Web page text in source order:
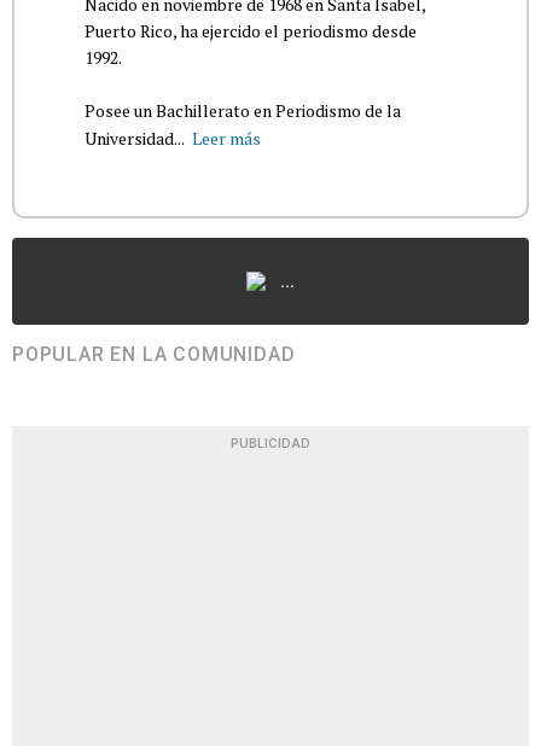
Puerto Rico, ha ejercido el periodismo desde
1992.
Posee un Bachillerato en Periodismo de la
Universidad... Leer más
...
POPULAR EN LA COMUNIDAD
PUBLICIDAD